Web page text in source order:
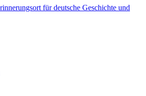
für deutsche Geschichte und